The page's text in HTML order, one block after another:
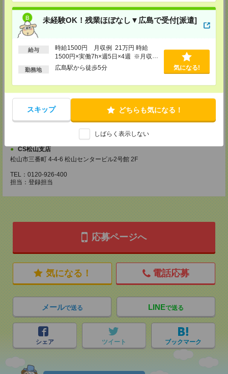
未経験OK！残業ほぼなし▼広島で受付[派遣]
給与
時給1500円 月収例 21万円 時給
1500円×実働7h×週5日×4週 ※月収例
を保証するものではありません。※給
勤務地 広島駅から徒歩5分 気になる!
スキップ どちらも気になる！
しばらく表示しない
【来社登録】約1.5～2時間＊経験・ご希望による
・ガイダンス
・経験や希望をインタビュー
・スキルチェック
・お仕事のご紹介
登録場所
CS広島支店
TEL：0120-921-943
担当：採用担当
CS高松支店
〒760-0027 香川県高松市紺屋町9-6 高松大同生命ビル7
CS松山支店
松山市三番町 4-4-6 松山センタービル2号館 2F
TEL：0120-926-400
担当：登録担当
応募ページへ
気になる！ 電話応募
メールで送る LINEで送る
シェア ツイート ブックマーク